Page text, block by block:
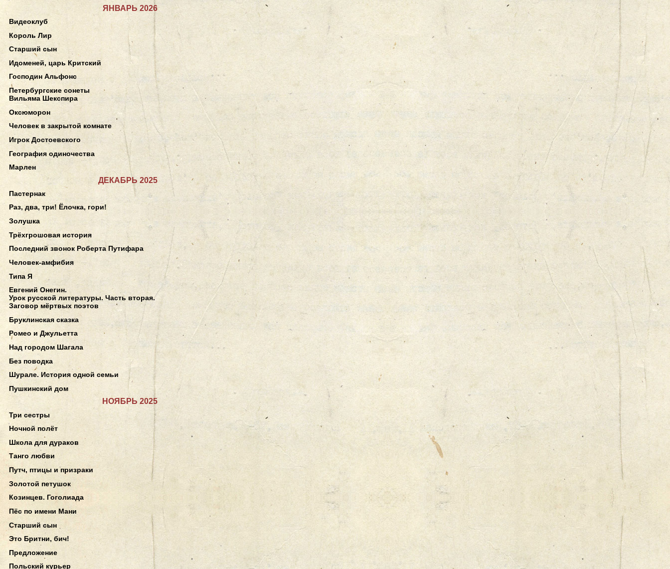
ЯНВАРЬ 2026
Видеоклуб
Король Лир
Старший сын
Идоменей, царь Критский
Господин Альфонс
Петербургские сонеты
Вильяма Шекспира
Оксюморон
Человек в закрытой комнате
Игрок Достоевского
География одиночества
Марлен
ДЕКАБРЬ 2025
Пастернак
Раз, два, три! Ёлочка, гори!
Золушка
Трёхгрошовая история
Последний звонок Роберта Путифара
Человек-амфибия
Типа Я
Евгений Онегин.
Урок русской литературы. Часть вторая.
Заговор мёртвых поэтов
Бруклинская сказка
Ромео и Джульетта
Над городом Шагала
Без поводка
Шурале. История одной семьи
Пушкинский дом
НОЯБРЬ 2025
Три сестры
Ночной полёт
Школа для дураков
Танго любви
Путч, птицы и призраки
Золотой петушок
Козинцев. Гоголиада
Пёс по имени Мани
Старший сын
Это Бритни, бич!
Предложение
Польский курьер